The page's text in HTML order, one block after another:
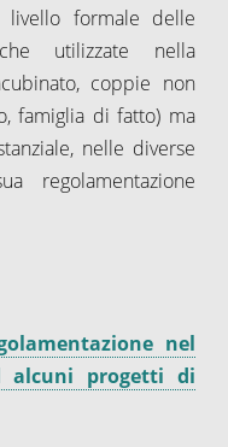
formale delle
utilizzate nella
coppie non
famiglia di fatto) ma
nelle diverse
regolamentazione
nel
alcuni progetti di